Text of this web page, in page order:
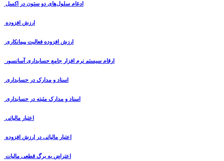
ادغام سلول‌های دو ستون در اکسل
ارزش افزوده
ارزش افزوده فعالیت پیمانکاری
ارقام سیستم نرم افزار جامع حسابداری آسانسور
اسناد و مدارک در حسابداری
اسناد و مدارک مثبته در حسابداری
اعتبار مالیاتی
اعتبار مالیاتی در ارزش افزوده
اعتراض به برگ قطعی مالیات